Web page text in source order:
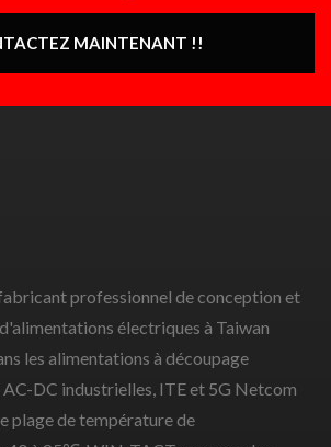
MAINTENANT !!
professionnel de conception et
électriques à Taiwan
les alimentations à découpage
DC industrielles, ITE et 5G Netcom
plage de température de